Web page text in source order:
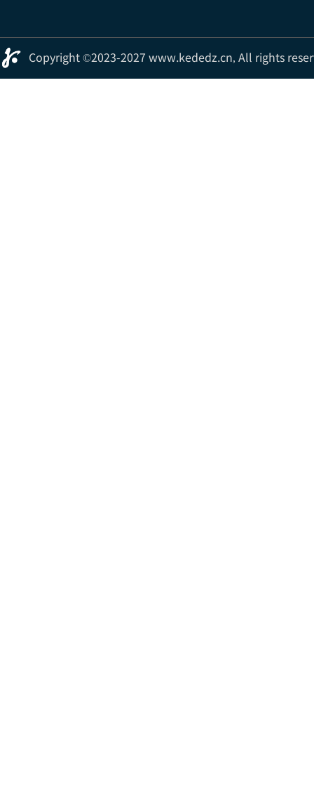
Copyright ©2023-2027 www.kededz.cn, All rights